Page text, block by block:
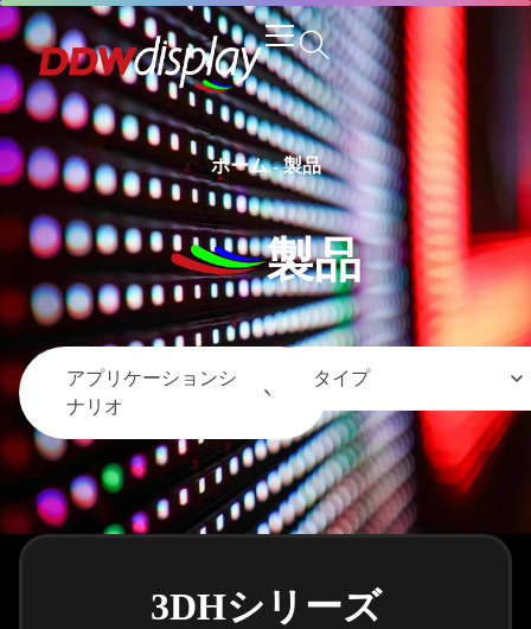
ホーム-製品
製品
アプリケーションシ
ナリオ
タイプ
3DHシリーズ